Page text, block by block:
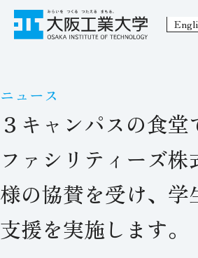
ニュース
３キャンパスの食堂
ファシリティーズ株
様の協賛を受け、学
支援を実施します。